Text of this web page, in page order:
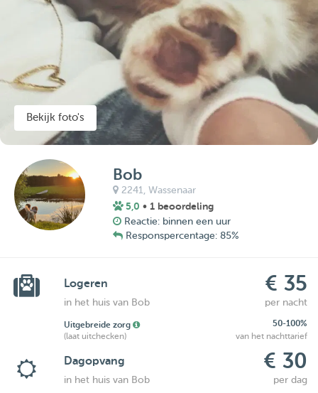
Bekijk foto's
Bob
2241,Wassenaar
5,0 • 1 beoordeling
Reactie: binnen een uur
Responspercentage: 85%
Logeren € 35
in het huis van Bob per nacht
Uitgebreide zorg
50-100%
(laat uitchecken)
van het nachttarief
Dagopvang € 30
in het huis van Bob per dag